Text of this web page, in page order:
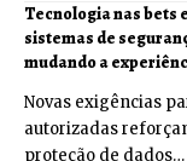
Tecnologia nas bets
sistemas de
mudando a
Novas exigências
autorizadas
proteção de dados…